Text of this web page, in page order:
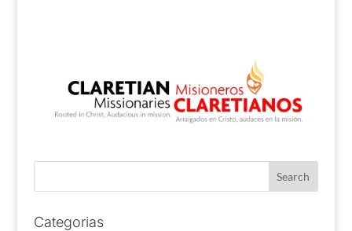
Categorias